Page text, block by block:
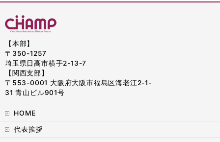
【本部】
〒350-1257
埼玉県日高市横手2-13-7
【関西支部】
〒553-0001 大阪府大阪市福島区海老江2-1-
31 青山ビル901号
HOME
代表挨拶